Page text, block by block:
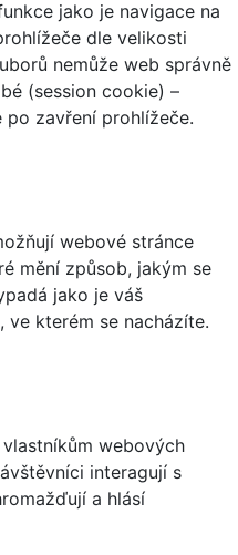
jako je navigace na
dle velikosti
nemůže web správně
(session cookie) –
zavření prohlížeče.
webové stránce
mění způsob, jakým se
jako je váš
kterém se nacházíte.
webových
interagují s
a hlásí